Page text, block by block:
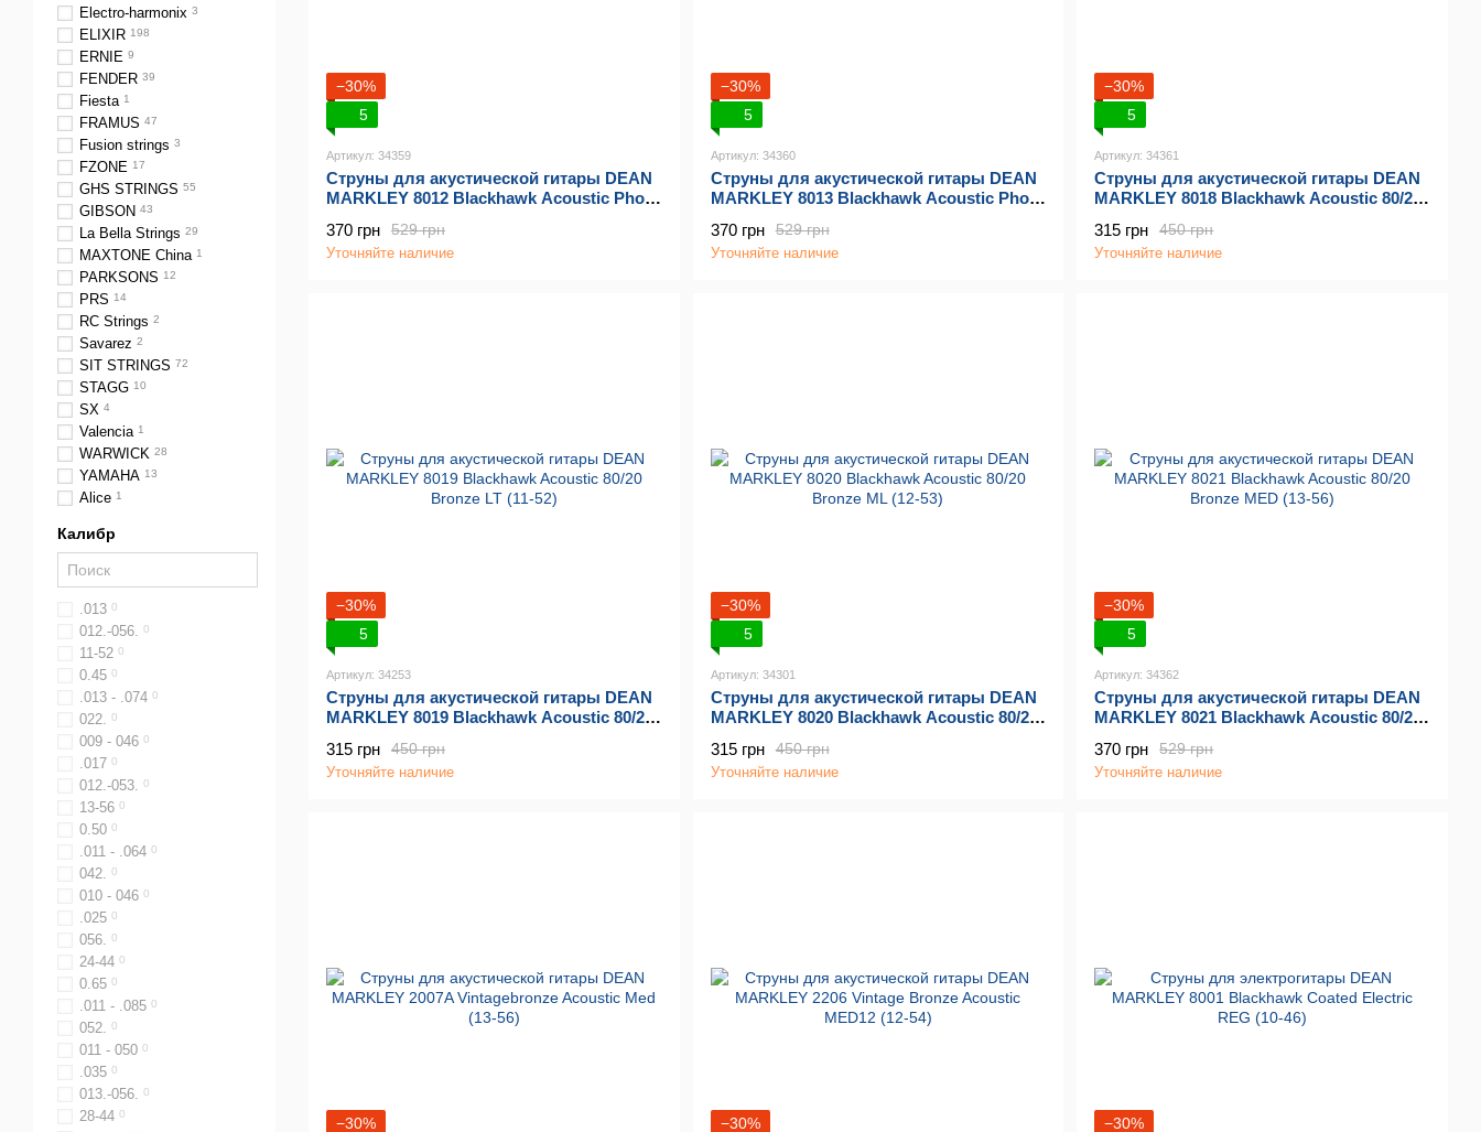
−30%
5
Артикул: 34359
Струны для акустической гитары DEAN
MARKLEY 8012 Blackhawk Acoustic Phos
529 грн
370 грн
Уточняйте наличие
−30%
5
Артикул: 34360
Струны для акустической гитары DEAN
MARKLEY 8013 Blackhawk Acoustic Phos
529 грн
370 грн
Уточняйте наличие
−30%
5
Артикул: 34361
Струны для акустической гитары DEAN
MARKLEY 8018 Blackhawk Acoustic 80/20
450 грн
315 грн
Уточняйте наличие
−30%
5
Артикул: 34253
Струны для акустической гитары DEAN
MARKLEY 8019 Blackhawk Acoustic 80/20
450 грн
315 грн
Уточняйте наличие
−30%
5
Артикул: 34301
Струны для акустической гитары DEAN
MARKLEY 8020 Blackhawk Acoustic 80/20
450 грн
315 грн
Уточняйте наличие
−30%
5
Артикул: 34362
Струны для акустической гитары DEAN
MARKLEY 8021 Blackhawk Acoustic 80/20
529 грн
370 грн
Уточняйте наличие
−30%
−30%
−30%
Electro-harmonix 3
ELIXIR 198
ERNIE 9
FENDER 39
Fiesta 1
FRAMUS 47
Fusion strings 3
FZONE 17
GHS STRINGS 55
GIBSON 43
La Bella Strings 29
MAXTONE China 1
PARKSONS 12
PRS 14
RC Strings 2
Savarez 2
SIT STRINGS 72
STAGG 10
SX 4
Valencia 1
WARWICK 28
YAMAHA 13
Alice 1
Калибр
.013 0
012.-056. 0
11-52 0
0.45 0
.013 - .074 0
022. 0
009 - 046 0
.017 0
012.-053. 0
13-56 0
0.50 0
.011 - .064 0
042. 0
010 - 046 0
.025 0
056. 0
24-44 0
0.65 0
.011 - .085 0
052. 0
011 - 050 0
.035 0
013.-056. 0
28-44 0